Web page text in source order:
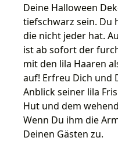
Deine Halloween
tiefschwarz sein. Du
die nicht jeder hat.
ist ab sofort der
mit den lila Haaren
auf! Erfreu Dich und
Anblick seiner lila
Hut und dem
Wenn Du ihm die
Deinen Gästen zu.